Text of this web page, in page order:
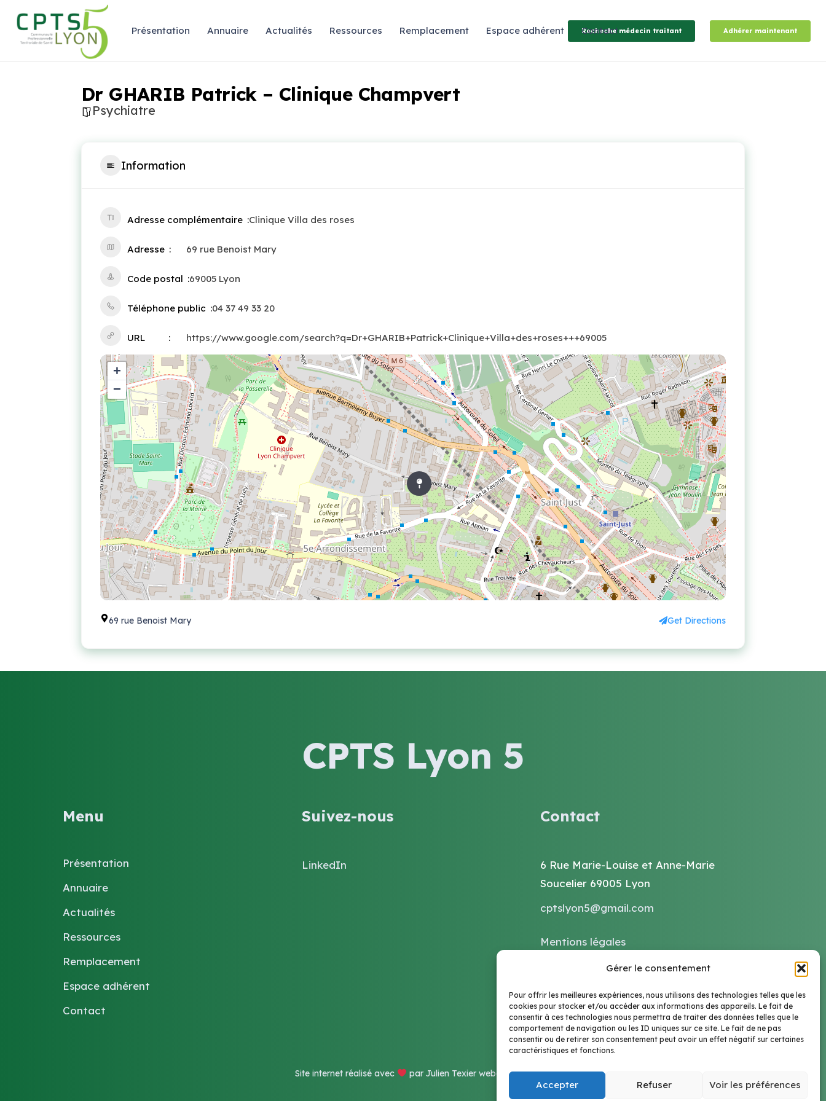
Gérer le consentement
Pour offrir les meilleures expériences, nous utilisons des technologies telles que les
cookies pour stocker et/ou accéder aux informations des appareils. Le fait de
consentir à ces technologies nous permettra de traiter des données telles que le
comportement de navigation ou les ID uniques sur ce site. Le fait de ne pas
consentir ou de retirer son consentement peut avoir un effet négatif sur certaines
caractéristiques et fonctions.
Accepter Refuser Voir les préférences
Présentation Annuaire Actualités Ressources Remplacement Espace adhérent Contact
Recheche médecin traitant Adhérer maintenant
Dr GHARIB Patrick – Clinique Champvert
Psychiatre
Information
Adresse complémentaire Clinique Villa des roses
Adresse 69 rue Benoist Mary
Code postal 69005 Lyon
Téléphone public 04 37 49 33 20
URL https://www.google.com/search?q=Dr+GHARIB+Patrick+Clinique+Villa+des+roses+++69005
+
−
69 rue Benoist Mary Get Directions
CPTS Lyon 5
Menu
Présentation
Annuaire
Actualités
Ressources
Remplacement
Espace adhérent
Contact
Suivez-nous
LinkedIn
Contact
6 Rue Marie-Louise et Anne-Marie
Soucelier 69005 Lyon
cptslyon5@gmail.com
Mentions légales
Politiques de confidentialités
Site internet réalisé avec par Julien Texier webdesigner